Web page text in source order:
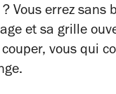
Vous errez sans
et sa grille
vous qui